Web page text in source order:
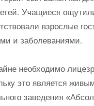
Учащиеся
взрослые
и заболеваниями.
необходимо
это является
заведения